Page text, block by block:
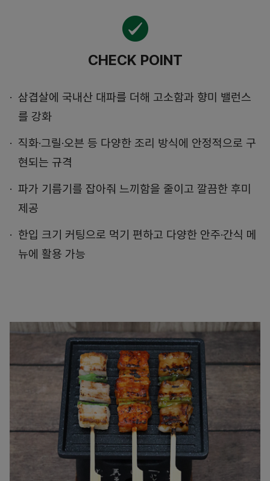
CHECK POINT
삼겹살에 국내산 대파를 더해 고소함과 향미 밸런스
를 강화
직화·그릴·오븐 등 다양한 조리 방식에 안정적으로 구
현되는 규격
파가 기름기를 잡아줘 느끼함을 줄이고 깔끔한 후미
제공
한입 크기 커팅으로 먹기 편하고 다양한 안주·간식 메
뉴에 활용 가능